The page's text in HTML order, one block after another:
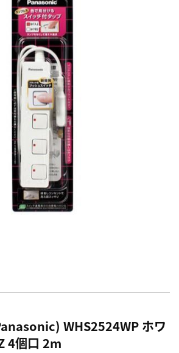
WHS2524WP ホワ
4個口 2m